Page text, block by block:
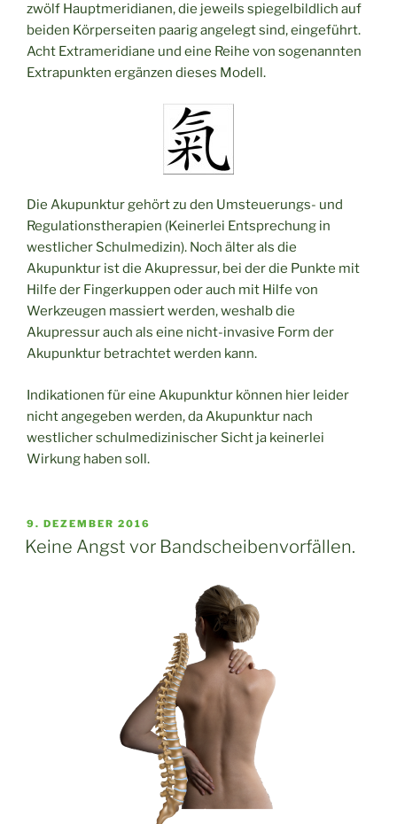
zwölf Hauptmeridianen, die jeweils spiegelbildlich auf
beiden Körperseiten paarig angelegt sind, eingeführt.
Acht Extrameridiane und eine Reihe von sogenannten
Extrapunkten ergänzen dieses Modell.
Die Akupunktur gehört zu den Umsteuerungs- und
Regulationstherapien (Keinerlei Entsprechung in
westlicher Schulmedizin). Noch älter als die
Akupunktur ist die Akupressur, bei der die Punkte mit
Hilfe der Fingerkuppen oder auch mit Hilfe von
Werkzeugen massiert werden, weshalb die
Akupressur auch als eine nicht-invasive Form der
Akupunktur betrachtet werden kann.
Indikationen für eine Akupunktur können hier leider
nicht angegeben werden, da Akupunktur nach
westlicher schulmedizinischer Sicht ja keinerlei
Wirkung haben soll.
VERÖFFENTLICHT
AM
9. DEZEMBER 2016
Keine Angst vor Bandscheibenvorfällen.